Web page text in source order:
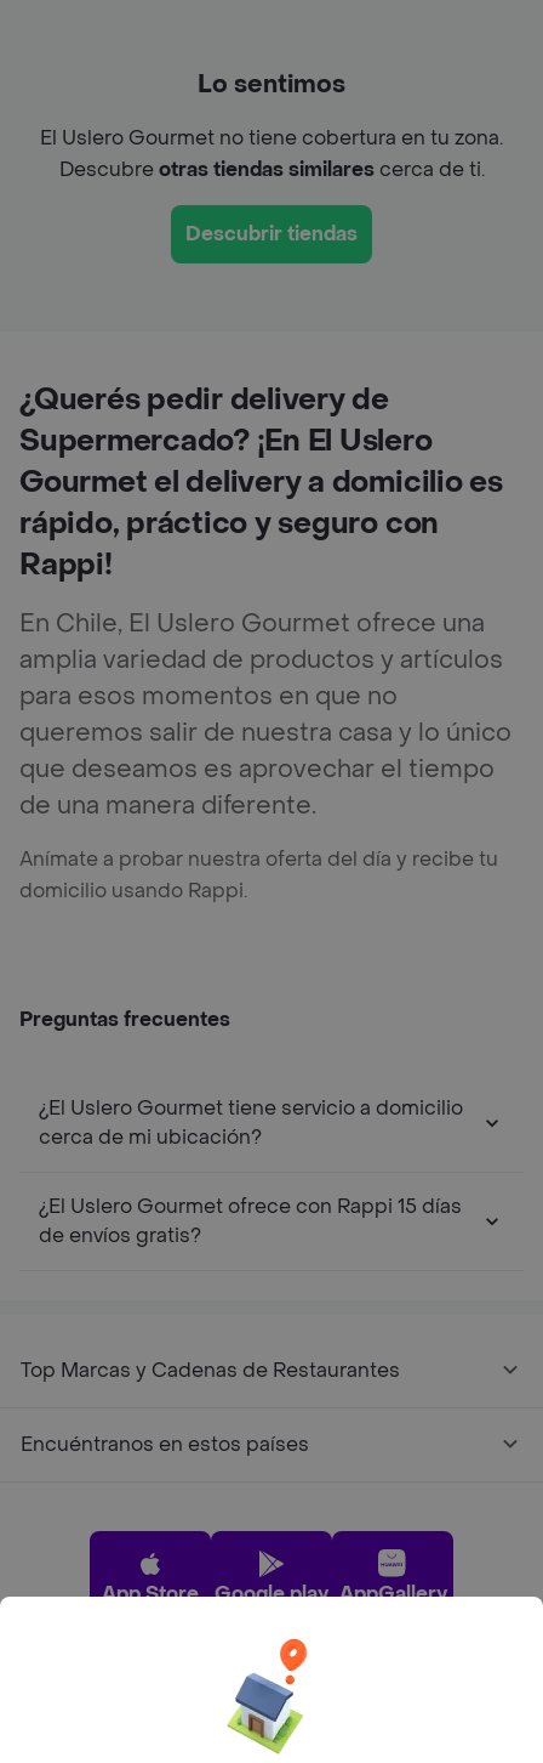
Lo sentimos
El Uslero Gourmet no tiene cobertura en tu zona.
Descubreotras tiendas similarescerca de ti.
Descubrir tiendas
¿Querés pedir delivery de
Supermercado? ¡En El Uslero
Gourmet el delivery a domicilio es
rápido, práctico y seguro con
Rappi!
En Chile, El Uslero Gourmet ofrece una
amplia variedad de productos y artículos
para esos momentos en que no
queremos salir de nuestra casa y lo único
que deseamos es aprovechar el tiempo
de una manera diferente.
Anímate a probar nuestra oferta del día y recibe tu
domicilio usando Rappi.
Preguntas frecuentes
¿El Uslero Gourmet tiene servicio a domicilio
cerca de mi ubicación?
¿El Uslero Gourmet ofrece con Rappi 15 días
de envíos gratis?
Top Marcas y Cadenas de Restaurantes
Encuéntranos en estos países
App Store Google play AppGallery
Pide tu comida favorita cerca de ti